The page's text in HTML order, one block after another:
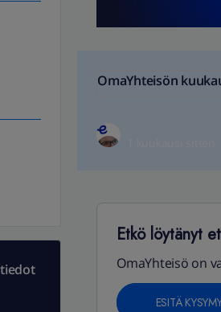
OmaYhteisön
Etkö löytänyt
OmaYhteisö on
ESITÄ